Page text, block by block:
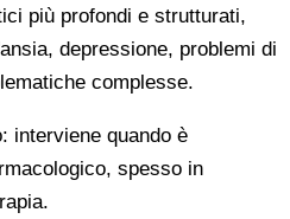
più profondi e strutturati,
depressione, problemi di
complesse.
interviene quando è
spesso in